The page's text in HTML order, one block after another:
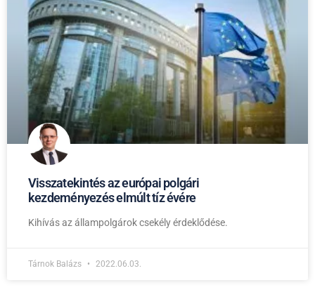
Visszatekintés az európai polgári
kezdeményezés elmúlt tíz évére
Kihívás az állampolgárok csekély érdeklődése.
Tárnok Balázs 2022.06.03.